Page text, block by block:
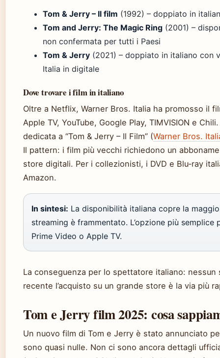
Tom & Jerry – Il film (1992) – doppiato in
Tom and Jerry: The Magic Ring (2001) –
non confermata per tutti i Paesi
Tom & Jerry (2021) – doppiato in italiano con
Italia in digitale
Dove trovare i film in italiano
Oltre a Netflix, Warner Bros. Italia ha promosso il
Apple TV, YouTube, Google Play, TIMVISION e
dedicata a “Tom & Jerry – Il Film” (Warner Bros.
Il pattern: i film più vecchi richiedono un
store digitali. Per i collezionisti, i DVD e Blu‑ray
Amazon.
In sintesi: La disponibilità italiana copre la
streaming è frammentato. L’opzione più semplice
Prime Video o Apple TV.
La conseguenza per lo spettatore italiano:
recente l’acquisto su un grande store è la via più
Tom e Jerry film 2025: cosa
Un nuovo film di Tom e Jerry è stato annunciato
sono quasi nulle. Non ci sono ancora dettagli